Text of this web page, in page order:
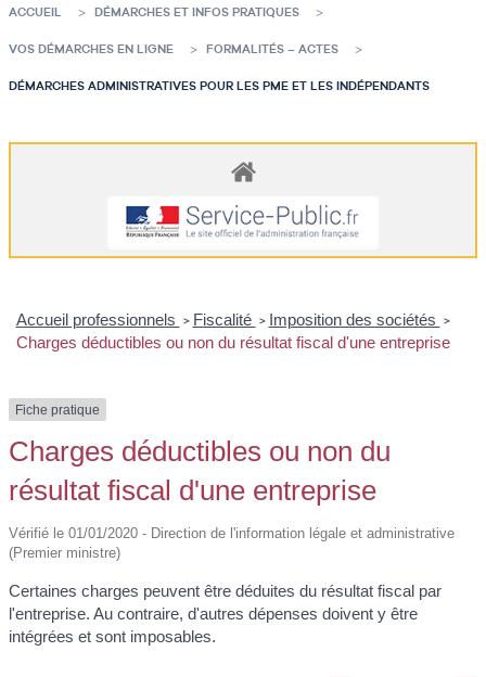
ACCUEIL DÉMARCHES ET INFOS PRATIQUES
VOS DÉMARCHES EN LIGNE FORMALITÉS – ACTES
DÉMARCHES ADMINISTRATIVES POUR LES PME ET LES INDÉPENDANTS
Accueil professionnels > Fiscalité > Imposition des sociétés >
Charges déductibles ou non du résultat fiscal d'une entreprise
Fiche pratique
Charges déductibles ou non du
résultat fiscal d'une entreprise
Vérifié le 01/01/2020 - Direction de l'information légale et administrative
(Premier ministre)
Certaines charges peuvent être déduites du résultat fiscal par
l'entreprise. Au contraire, d'autres dépenses doivent y être
intégrées et sont imposables.